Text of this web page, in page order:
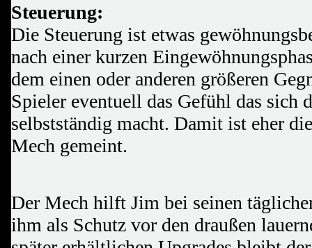
Steuerung:
Die Steuerung ist etwas
nach einer kurzen
dem einen oder anderen größeren
Spieler eventuell das Gefühl das sich
selbstständig macht. Damit ist eher
Mech gemeint.
Der Mech hilft Jim bei seinen
ihm als Schutz vor den draußen